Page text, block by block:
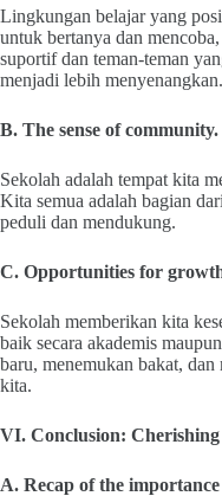
Lingkungan belajar yang
untuk bertanya dan
suportif dan teman-teman
menjadi lebih menyenangkan.
B. The sense of community.
Sekolah adalah tempat kita
Kita semua adalah bagian
peduli dan mendukung.
C. Opportunities for
Sekolah memberikan kita
baik secara akademis
baru, menemukan bakat,
kita.
VI. Conclusion:
A. Recap of the